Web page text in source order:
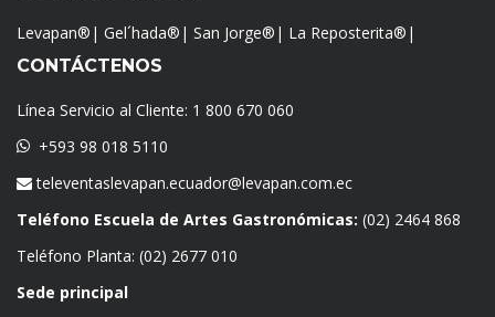
Levapan® | Gel´hada® | San Jorge® | La Reposterita® |
CONTÁCTENOS
Línea Servicio al Cliente: 1 800 670 060
+593 98 018 5110
televentaslevapan.ecuador@levapan.com.ec
Teléfono Escuela de Artes Gastronómicas: (02) 2464 868
Teléfono Planta: (02) 2677 010
Sede principal